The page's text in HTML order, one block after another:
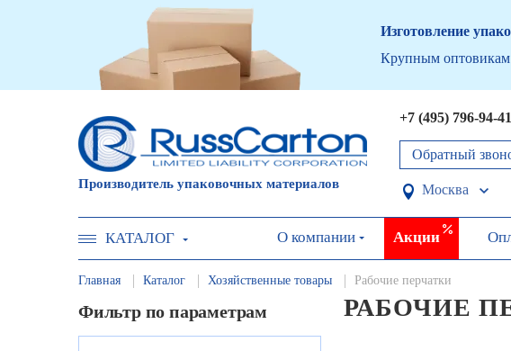
Изготовление
Крупным оптовикам
Производитель упаковочных материалов
+7 (495) 796-94-41
Обратный
Москва
КАТАЛОГ О компании Акции
Главная Каталог Хозяйственные товары Рабочие перчатки
Фильтр по параметрам РАБОЧИЕ